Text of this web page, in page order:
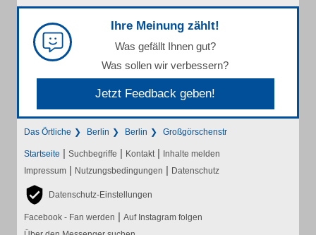
Ihre Meinung zählt!
Was gefällt Ihnen gut?
Was sollen wir verbessern?
Jetzt Feedback geben!
Das Örtliche Berlin Berlin Großgörschenstr
Startseite | Suchbegriffe | Kontakt | Inhalte melden
Impressum | Nutzungsbedingungen | Datenschutz
Datenschutz-Einstellungen
Facebook - Fan werden | Auf Instagram folgen